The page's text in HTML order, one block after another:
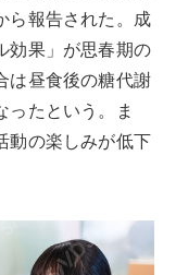
ら報告された。成
効果」が思春期の
は昼食後の糖代謝
ったという。ま
動の楽しみが低下